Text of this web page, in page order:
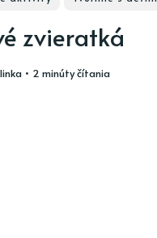
zvieratká
• 2 minúty čítania